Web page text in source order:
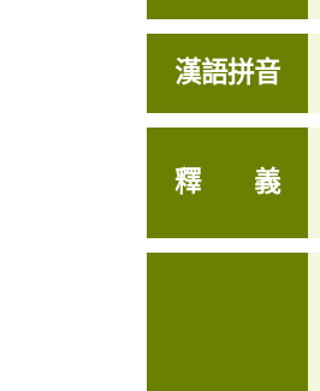
漢語拼音
釋 義